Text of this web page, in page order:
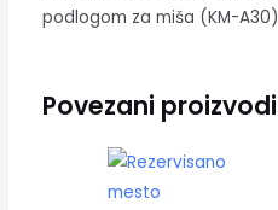
podlogom za miša (KM-A30)
Povezani proizvodi